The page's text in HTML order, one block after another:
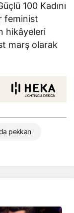
100 Kadını
feminist
hikâyeleri
marş olarak
pekkan